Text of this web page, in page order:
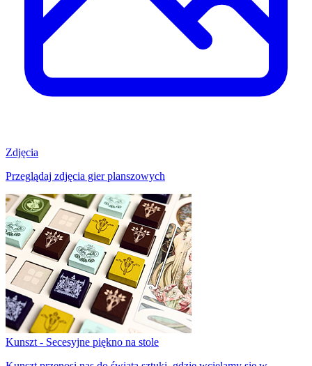
Zdjęcia
Przeglądaj zdjęcia gier planszowych
Kunszt - Secesyjne piękno na stole